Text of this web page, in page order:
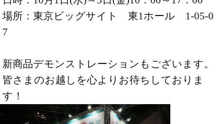
場所：東京ビッグサイト 東1ホール 1-05-0
7
新商品デモンストレーションもございます。
皆さまのお越しを心よりお待ちしておりま
す！